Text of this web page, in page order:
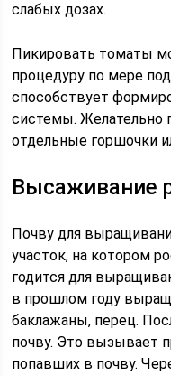
слабых дозах.
Пикировать томаты
процедуру по мере
способствует
системы. Желательно
отдельные горшочки
Высаживание
Почву для
участок, на котором
годится для
в прошлом году
баклажаны, перец.
почву. Это вызывает
попавших в почву.